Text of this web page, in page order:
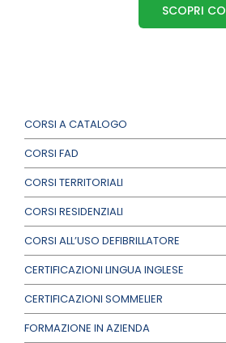
CORSI A CATALOGO
CORSI FAD
CORSI TERRITORIALI
CORSI RESIDENZIALI
CORSI ALL’USO DEFIBRILLATORE
CERTIFICAZIONI LINGUA INGLESE
CERTIFICAZIONI SOMMELIER
FORMAZIONE IN AZIENDA
SCOPRI